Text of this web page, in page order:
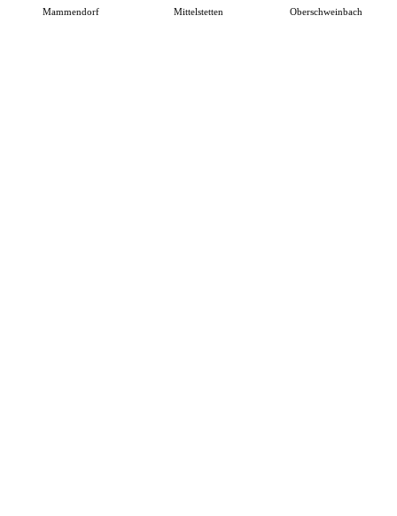
Mammendorf Mittelstetten Oberschweinbach